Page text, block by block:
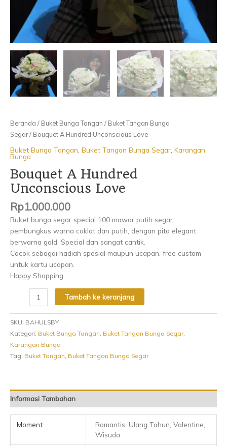
Beranda / Buket Bunga Tangan / Buket Tangan Bunga
Segar/ Bouquet A Hundred Unconscious Love
Buket Bunga Tangan Buket Tangan Bunga Segar Karangan
Bunga
Bouquet A Hundred
Unconscious Love
Rp1.000.000
Buket bunga segar special 100 mawar putih segar
pembungkus warna coklat dan putih, dengan pita elegant
berwarna gold. Special dan sangat cantik.
Cocok sebagai hadiah spesial maupun ucapan, free custom
untuk kartu ucapan.
Happy Shopping
Tambah ke keranjang
SKU: BAHULSBY
Kategori: Buket Bunga Tangan Buket Tangan Bunga Segar,
Karangan Bunga
Tag: Buket Tangan Buket Tangan Bunga Segar
Informasi Tambahan
Moment
Romantis, Ulang Tahun, Valentine,
Wisuda